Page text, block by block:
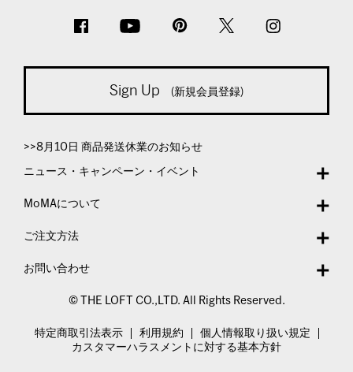
Sign Up (新規会員登録)
>>8月10日 商品発送休業のお知らせ
ニュース・キャンペーン・イベント
MoMAについて
ご注文方法
お問い合わせ
© THE LOFT CO.,LTD. All Rights Reserved.
特定商取引法表示 利用規約
個人情報取り扱い規定
カスタマーハラスメントに対する基本方針